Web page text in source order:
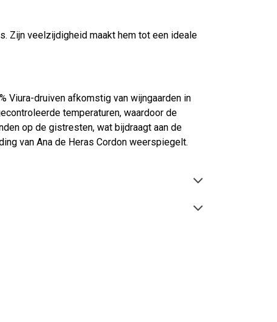
Zijn veelzijdigheid maakt hem tot een ideale
Viura-druiven afkomstig van wijngaarden in
temperaturen, waardoor de
op de gistresten, wat bijdraagt aan de
van Ana de Heras Cordon weerspiegelt.